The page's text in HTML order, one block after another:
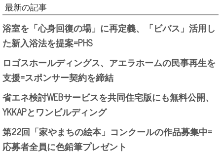
最新の記事
浴室を「心身回復の場」に再定義、「ビバス」活用し
た新入浴法を提案=PHS
ロゴスホールディングス、アエラホームの民事再生を
支援=スポンサー契約を締結
省エネ検討WEBサービスを共同住宅版にも無料公開、
YKKAPとワンビルディング
第22回「家やまちの絵本」コンクールの作品募集中=
応募者全員に色鉛筆プレゼント